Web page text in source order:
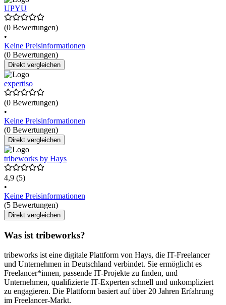
UPYU
(0 Bewertungen)
•
Keine Preisinformationen
(0 Bewertungen)
Direkt vergleichen
expertiso
(0 Bewertungen)
•
Keine Preisinformationen
(0 Bewertungen)
Direkt vergleichen
tribeworks by Hays
4,9 (5)
•
Keine Preisinformationen
(5 Bewertungen)
Direkt vergleichen
Was ist tribeworks?
tribeworks ist eine digitale Plattform von Hays, die IT-Freelancer
und Unternehmen in Deutschland verbindet. Sie ermöglicht es
Freelancer*innen, passende IT-Projekte zu finden, und
Unternehmen, qualifizierte IT-Experten schnell und unkompliziert
zu engagieren. Die Plattform basiert auf über 20 Jahren Erfahrung
im Freelancer-Markt.